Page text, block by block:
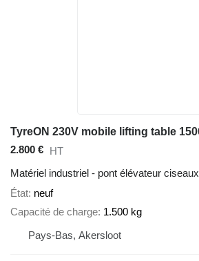
2.800 € HT
Matériel industriel - pont élévateur ciseaux
État neuf
Capacité de charge 1.500 kg
Pays-Bas, Akersloot